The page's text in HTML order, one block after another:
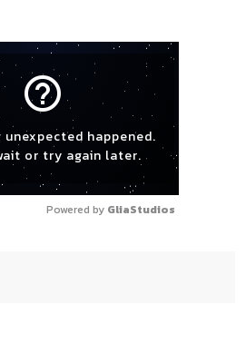
help_outline
unexpected happened.
or try again later.
Powered by GliaStudios